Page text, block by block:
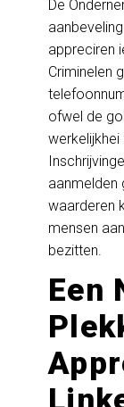
De
appreciren
Criminelen
ofwel de
werkelijkhei
aanmelden
waarderen
mensen
bezitten.
Een